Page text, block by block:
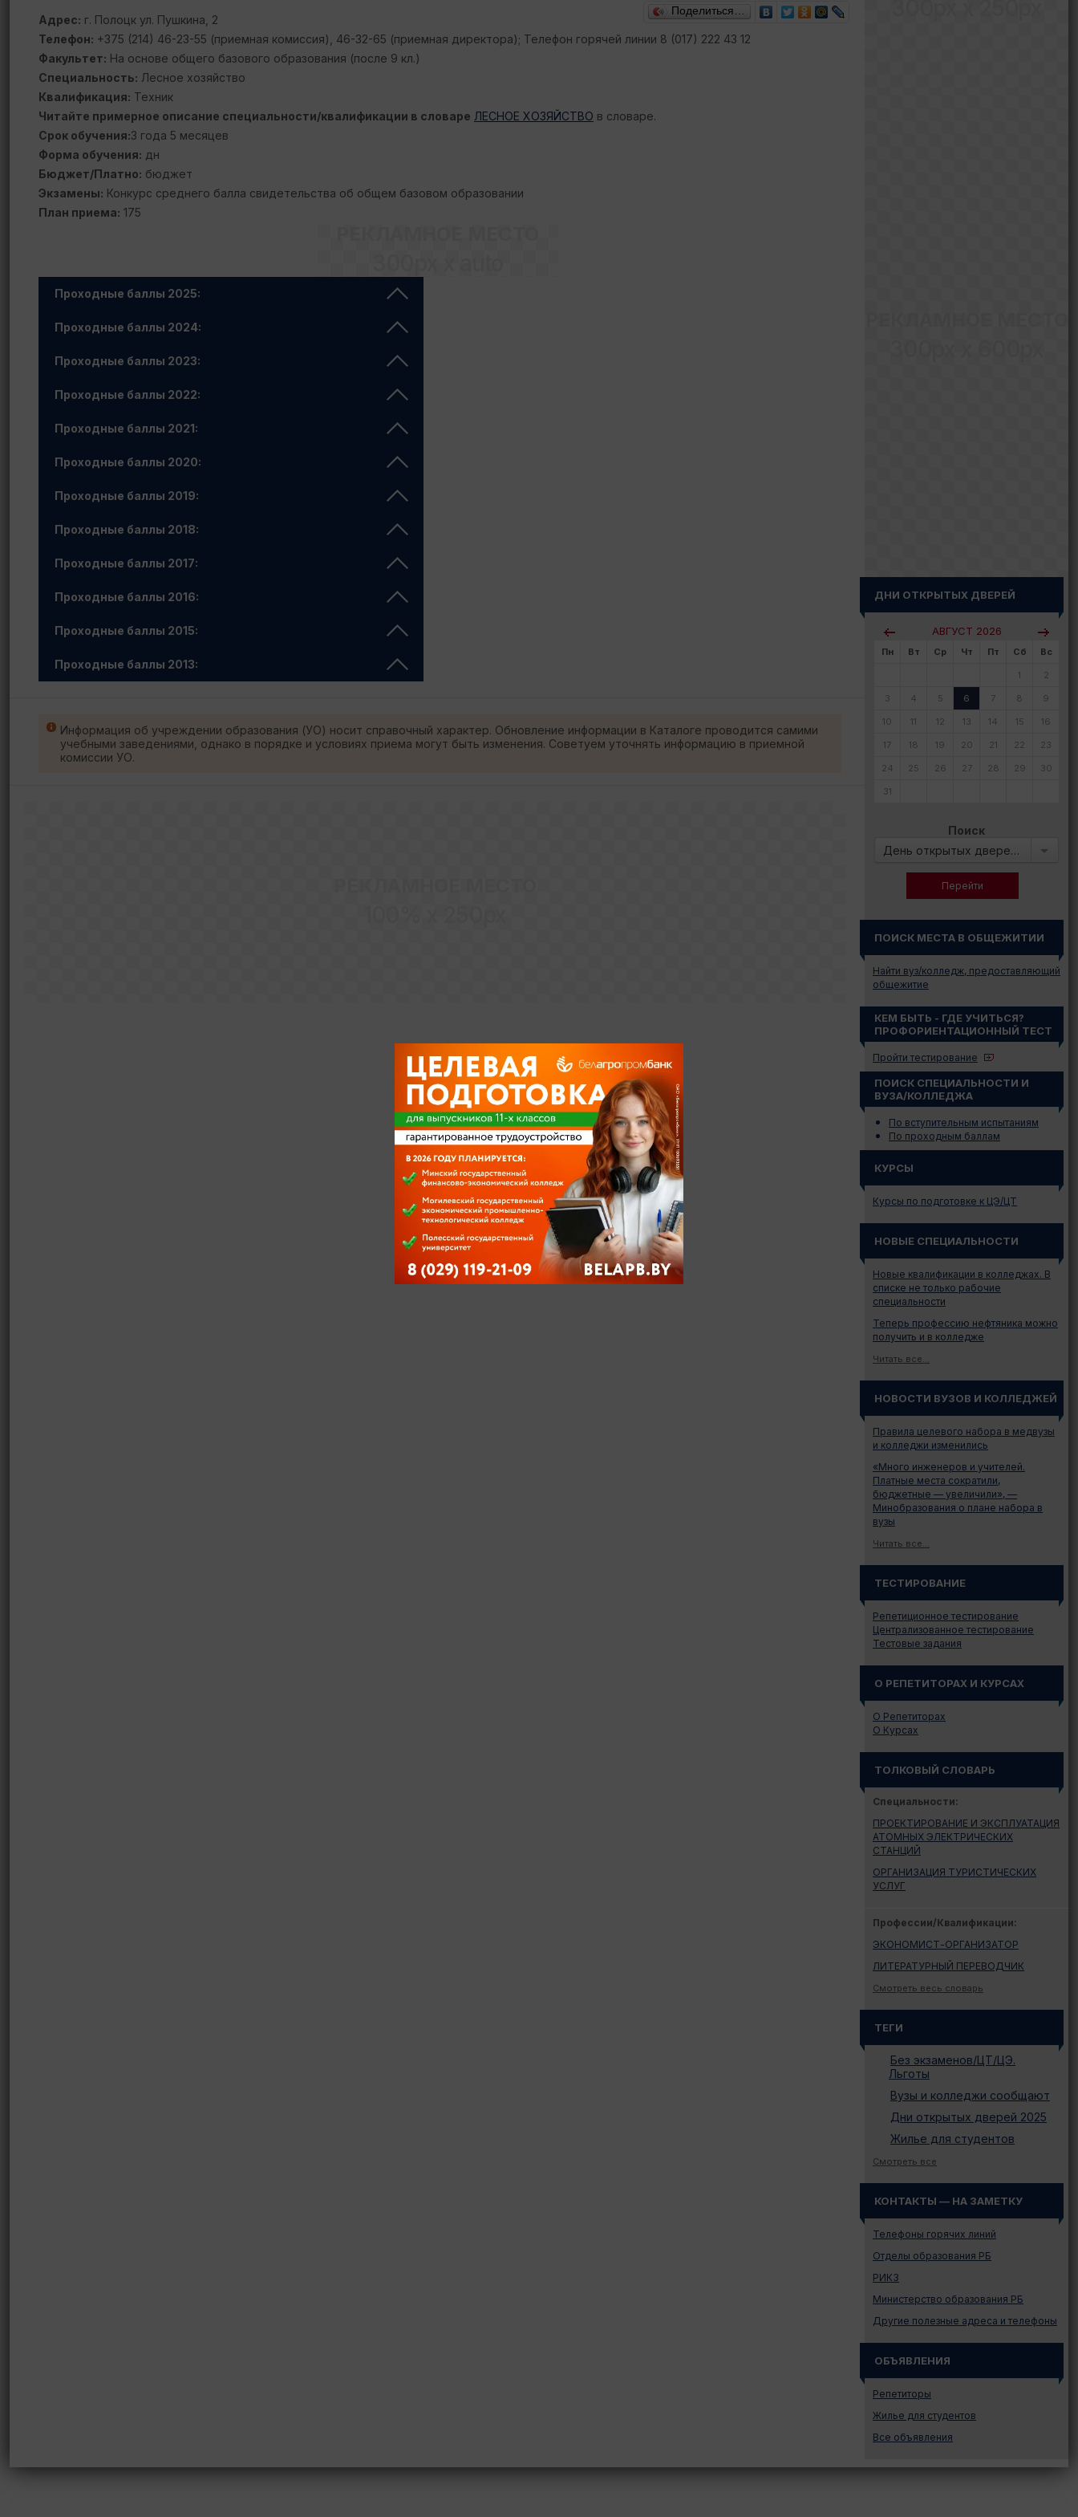
Поделиться…
Адрес: г. Полоцк ул. Пушкина, 2
Телефон: +375 (214) 46-23-55 (приемная комиссия), 46-32-65 (приемная директора); Телефон горячей линии 8 (017) 222 43 12
Факультет: На основе общего базового образования (после 9 кл.)
Специальность: Лесное хозяйство
Квалификация: Техник
Читайте примерное описание специальности/квалификации в словаре ЛЕСНОЕ ХОЗЯЙСТВО в словаре.
Срок обучения:3 года 5 месяцев
Форма обучения: дн
Бюджет/Платно: бюджет
Экзамены: Конкурс среднего балла свидетельства об общем базовом образовании
План приема: 175
Проходные баллы 2025:
Проходные баллы 2024:
Проходные баллы 2023:
Проходные баллы 2022:
Проходные баллы 2021:
Проходные баллы 2020:
Проходные баллы 2019:
Проходные баллы 2018:
Проходные баллы 2017:
Проходные баллы 2016:
Проходные баллы 2015:
Проходные баллы 2013:
Информация об учреждении образования (УО) носит справочный характер. Обновление информации в Каталоге проводится самими
учебными заведениями, однако в порядке и условиях приема могут быть изменения. Советуем уточнять информацию в приемной
комиссии УО.
ДНИ ОТКРЫТЫХ ДВЕРЕЙ
АВГУСТ 2026
Пн Вт Ср Чт Пт Сб Вс
1 2
3 4 5 6 7 8 9
10 11 12 13 14 15 16
17 18 19 20 21 22 23
24 25 26 27 28 29 30
31
Поиск
День открытых дверей в:
ПОИСК МЕСТА В ОБЩЕЖИТИИ
Найти вуз/колледж, предоставляющий
общежитие
КЕМ БЫТЬ - ГДЕ УЧИТЬСЯ?
ПРОФОРИЕНТАЦИОННЫЙ ТЕСТ
Пройти тестирование
ПОИСК СПЕЦИАЛЬНОСТИ И
ВУЗА/КОЛЛЕДЖА
По вступительным испытаниям
По проходным баллам
КУРСЫ
Курсы по подготовке к ЦЭ/ЦТ
НОВЫЕ СПЕЦИАЛЬНОСТИ
Новые квалификации в колледжах. В
списке не только рабочие
специальности
Теперь профессию нефтяника можно
получить и в колледже
Читать все...
НОВОСТИ ВУЗОВ И КОЛЛЕДЖЕЙ
Правила целевого набора в медвузы
и колледжи изменились
«Много инженеров и учителей.
Платные места сократили,
бюджетные — увеличили», —
Минобразования о плане набора в
вузы
Читать все...
ТЕСТИРОВАНИЕ
Репетиционное тестирование
Централизованное тестирование
Тестовые задания
О РЕПЕТИТОРАХ И КУРСАХ
О Репетиторах
О Курсах
ТОЛКОВЫЙ СЛОВАРЬ
Специальности:
ПРОЕКТИРОВАНИЕ И ЭКСПЛУАТАЦИЯ
АТОМНЫХ ЭЛЕКТРИЧЕСКИХ
СТАНЦИЙ
ОРГАНИЗАЦИЯ ТУРИСТИЧЕСКИХ
УСЛУГ
Профессии/Квалификации:
ЭКОНОМИСТ-ОРГАНИЗАТОР
ЛИТЕРАТУРНЫЙ ПЕРЕВОДЧИК
Смотреть весь словарь
ТЕГИ
Без экзаменов/ЦТ/ЦЭ.
Льготы
Вузы и колледжи сообщают
Дни открытых дверей 2025
Жилье для студентов
Законодательство
Иностранному абитуриенту
Куда поступать на твою
специальность?
Куда поступать? — Это надо
знать!
Новости образования и не
Подготовительные курсы
Подготовка к ЦЭ и ЦТ.
Репетиторы
Поступление в вузы
Проходные баллы в вузах
Беларуси
Распределение
Смотреть все
КОНТАКТЫ — НА ЗАМЕТКУ
Телефоны горячих линий
Отделы образования РБ
РИКЗ
Министерство образования РБ
Другие полезные адреса и телефоны
ОБЪЯВЛЕНИЯ
Репетиторы
Жилье для студентов
Все объявления